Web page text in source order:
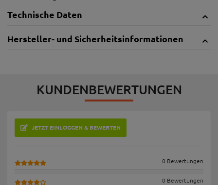
Technische Daten
Hersteller- und Sicherheitsinformationen
KUNDENBEWERTUNGEN
JETZT EINLOGGEN & BEWERTEN
0 Bewertungen
0 Bewertungen